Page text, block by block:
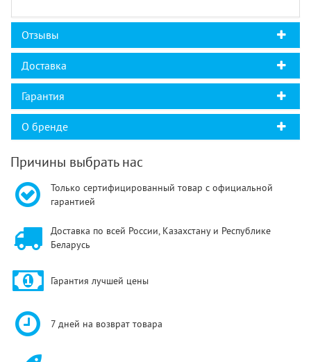
Отзывы
Доставка
Гарантия
О бренде
Причины выбрать нас
Только сертифицированный товар с официальной
гарантией
Доставка по всей России, Казахстану и Республике
Беларусь
Гарантия лучшей цены
7 дней на возврат товара